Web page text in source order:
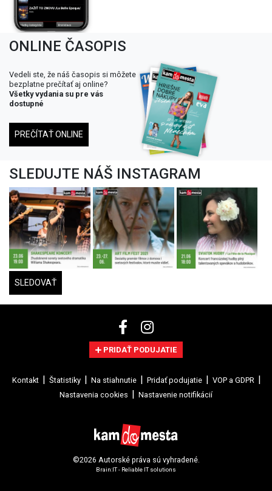
ONLINE ČASOPIS
Vedeli ste, že náš časopis si môžete
bezplatne prečítať aj online?
Všetky vydania su pre vás
dostupné
PREČÍTAŤ ONLINE
SLEDUJTE NÁŠ INSTAGRAM
SLEDOVAŤ
PRIDAŤ PODUJATIE
Kontakt Štatistiky Na stiahnutie Pridať podujatie
VOP a GDPR
Nastavenia cookies
Nastavenie notifikácií
©2026 Autorské práva sú vyhradené.
Brain:IT - Reliable IT solutions